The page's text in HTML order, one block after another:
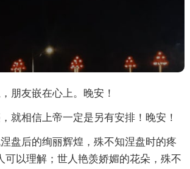
朋友嵌在心上。晚安！
就相信上帝一定是另有安排！晚安！
盘后的绚丽辉煌，殊不知涅盘时的疼
可以理解；世人艳羡娇媚的花朵，殊不